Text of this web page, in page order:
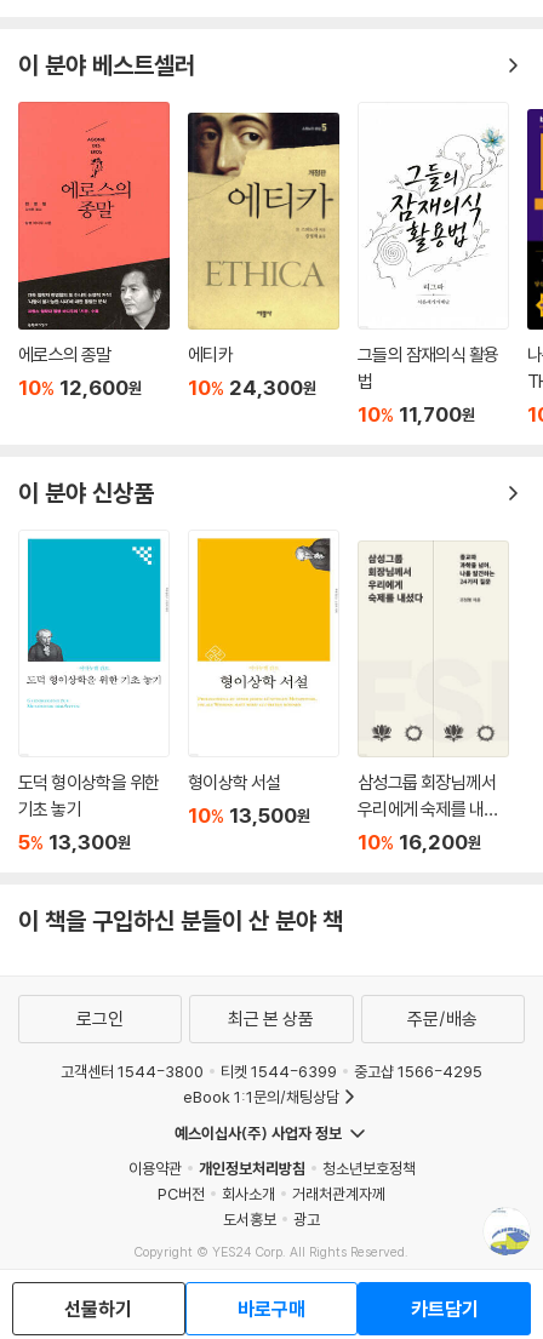
지적 태도는 프랑스 혁명 직후 유럽 지성계에서 혁명에 반대하는 논리를
유포하는 데 앞장섰던 에드먼드 버크 류의 보수주의에서 벗어나지 못한 ‘1
세대 보수주의’라고 규정한다. 하버마스는 가다머가 이해의 기본적 제약조
건으로 설정한 ‘선입견’의 문제 역시 비판의 표적으로 삼는다. 그는 가다머
가 선입견을 이해의 제약조건으로 보는 올바른 통찰에서 더 나아가 ‘선입
견 자체의 복권’을 시도한다고 비판한다.
그러나 가다머는 영향사적 맥락에서 전통을 선이해의 규정요인으로 설정
하기는 했으나, 전통의 힘을 절대화한다거나 이해의 과정이 전통의 힘에
종속된다고 보지는 않았다. 또한 하버마스가 강조하는 ‘비판적 성찰’ 역시
이해와 마찬가지로 영향사적 맥락 속에서 이루어지며, 그러한 제약을 초극
하는 특권적 지위를 주장할 수는 없다고 보았다.
하버마스의 비판과 달리 가다머는 계몽주의 자체에 반대하는 것이 아니라
성을 비판한다. 가다머의 논리로 보자면, 하버마스가 말하는 ‘비판적 성찰’
역시 계몽의 정신을 ‘확고한 유산’이라고 믿는 영향사의 맥락에서 만들어
진 완고한 ‘선입견’일 뿐이다.
가다머는 과거와 현재의 끊임없는 대화로 이루어지는 이해의 과정에서 그
누구도 전통의 영향에서 자유로울 수 없으며, 전통의 영향에 의해 형성된
선입견을 자각하고 극복해가는 것이 진정한 이해의 과정이라고 강조한다.
한편, 해체론의 기수 자크 데리다가 1980년대 초반 『진리와 방법』에 대해
비판적 문제제기를 하면서 벌어진 데리다-가다머 논쟁도 학문사의 중요
한 사건이다. 가다머가 선이해의 부단한 수정과정을 통해 더욱 확장되고
통일된 이해의 가능성이 열린다고 보았던 반면, 데리다는 그렇게 확장된
이해도 의미의 통일성을 담보하기보다는 필연적으로 ‘해체’될 수밖에 없다
고 보았다. 또한 가다머는 세계경험을 구성하는 원리로서 언어의 존재론적
지평을 적극적으로 옹호했으나, 데리다는 언어를 통한 의미구성에 대해 근
가다머 서거에 즈음하여 데리다는 ‘끝나지 않은 대화’라는 제목으로 장문
백한다.
『진리와 방법』은 신학해석학과 법학해석학, 윤리학, 역사학 등 다양한 분
야에서 커다란 영향을 미쳤다. 중세 교부철학과 신플라톤주의 이래 슐라이
어마허에 이르기까지 성서해석학의 역사적 전개과정을 통시적으로 꿰뚫
어보고 비판적으로 조망하는 가다머의 탁월한 통찰은 신학해석학에 풍부
한 논의의 단서를 제공한다. 또한 『진리와 방법』 2부에서 해석학의 근본문
제를 재발견하기 위한 하나의 사례로서 법학해석학을 다루었듯이, 법의 제
정과 전승이 언제나 상이한 시대적 배경에 대한 역사적 고려를 수반한다는
점에서 법학 분야에서도 가다머의 논의는 중요한 시금석이 된다. 그리고
아리스토텔레스의 ‘실천지phronesis’에 대한 가다머의 재해석은 칸트의
정언률에 기초한 근대 윤리학에 새로운 방향전환을 가져온 것으로 평가된
이 분야 베스트셀러
에로스의 종말
10% 12,600원
에티카
10% 24,300원
그들의 잠재의식 활용
법
10% 11,700원
이 분야 신상품
도덕 형이상학을 위한
기초 놓기
5% 13,300원
형이상학 서설
10% 13,500원
삼성그룹 회장님께서
우리에게 숙제를 내셨
다
10% 16,200원
이 책을 구입하신 분들이 산 분야 책
선물하기 바로구매 카트담기
로그인 최근 본 상품 주문/배송
고객센터 1544-3800 티켓 1544-6399
중고샵 1566-4295
eBook 1:1문의/채팅상담
예스이십사(주) 사업자 정보
이용약관
개인정보처리방침
청소년보호정책
PC버전
회사소개
거래처관계자께
도서홍보
광고
Copyright © YES24 Corp. All Rights Reserved.